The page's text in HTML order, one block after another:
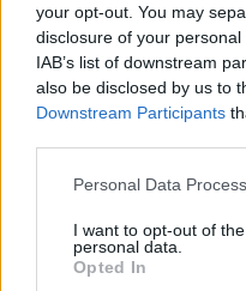
your opt-out. You may
disclosure of your
IAB’s list of downstream
also be disclosed by us to
Downstream Participants
Please note that this
not limited to your visit or
grant or deny consent to
use your data for below
Personal Data
I want to opt-out of
personal data.
Opted In
ValóVilág
2014. december 1. 22:00
Testnedvekben úszott
Dennis-nek
többi villalakó is